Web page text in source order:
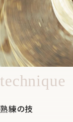
technique
熟練の技